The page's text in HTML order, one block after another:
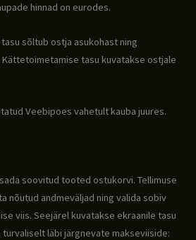
hinnad on eurodes.
sõltub ostja asukohast ning
tasu kuvatakse ostjale
Veebipoes vahetult kauba juures.
soovitud tooted ostukorvi. Tellimuse
nõutud andmeväljad ning valida sobiv
viis. Seejärel kuvatakse ekraanile tasu
turvaliselt läbi järgnevate makseviiside: